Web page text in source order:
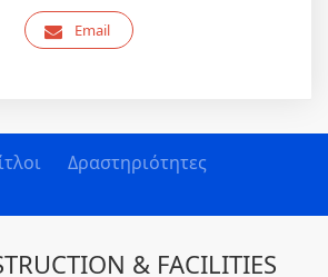
Email
Δραστηριότητες
& FACILITIES